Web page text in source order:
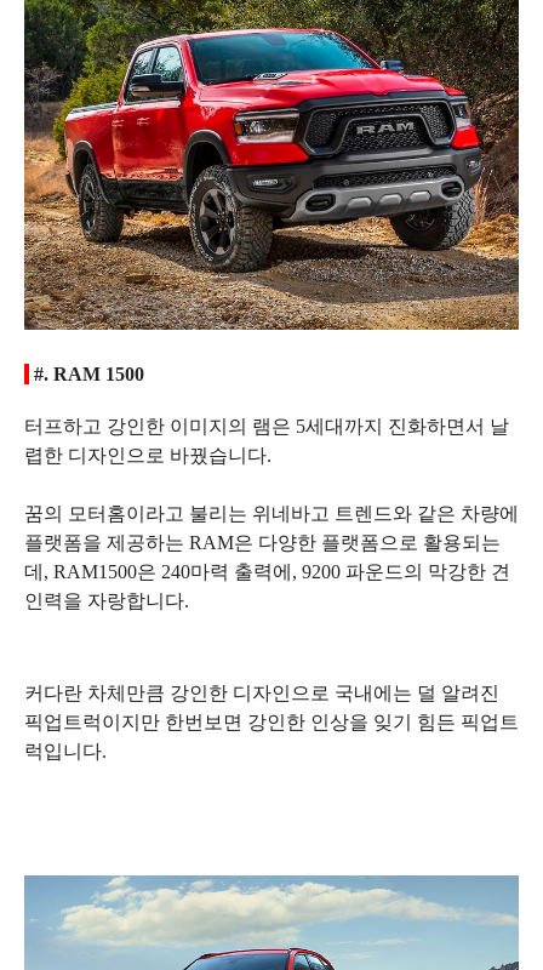
#. RAM 1500
터프하고 강인한 이미지의 램은 5세대까지 진화하면서 날
렵한 디자인으로 바꿨습니다.
꿈의 모터홈이라고 불리는 위네바고 트렌드와 같은 차량에
플랫폼을 제공하는 RAM은 다양한 플랫폼으로 활용되는
데, RAM1500은 240마력 출력에, 9200 파운드의 막강한 견
인력을 자랑합니다.
커다란 차체만큼 강인한 디자인으로 국내에는 덜 알려진
픽업트럭이지만 한번보면 강인한 인상을 잊기 힘든 픽업트
럭입니다.